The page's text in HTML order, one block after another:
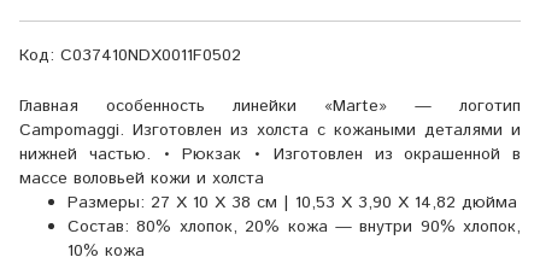
Код: C037410NDX0011F0502
Главная особенность линейки «Marte» — логотип
Campomaggi. Изготовлен из холста с кожаными деталями и
нижней частью. • Рюкзак • Изготовлен из окрашенной в
массе воловьей кожи и холста
Размеры: 27 X 10 X 38 см | 10,53 X 3,90 X 14,82 дюйма
Состав: 80% хлопок, 20% кожа — внутри 90% хлопок,
10% кожа